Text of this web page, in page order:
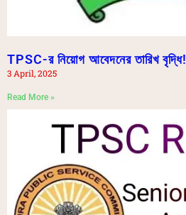
TPSC-র নিয়োগ আবেদনের তারিখ বৃদ্ধি!
3 April, 2025
Read More »